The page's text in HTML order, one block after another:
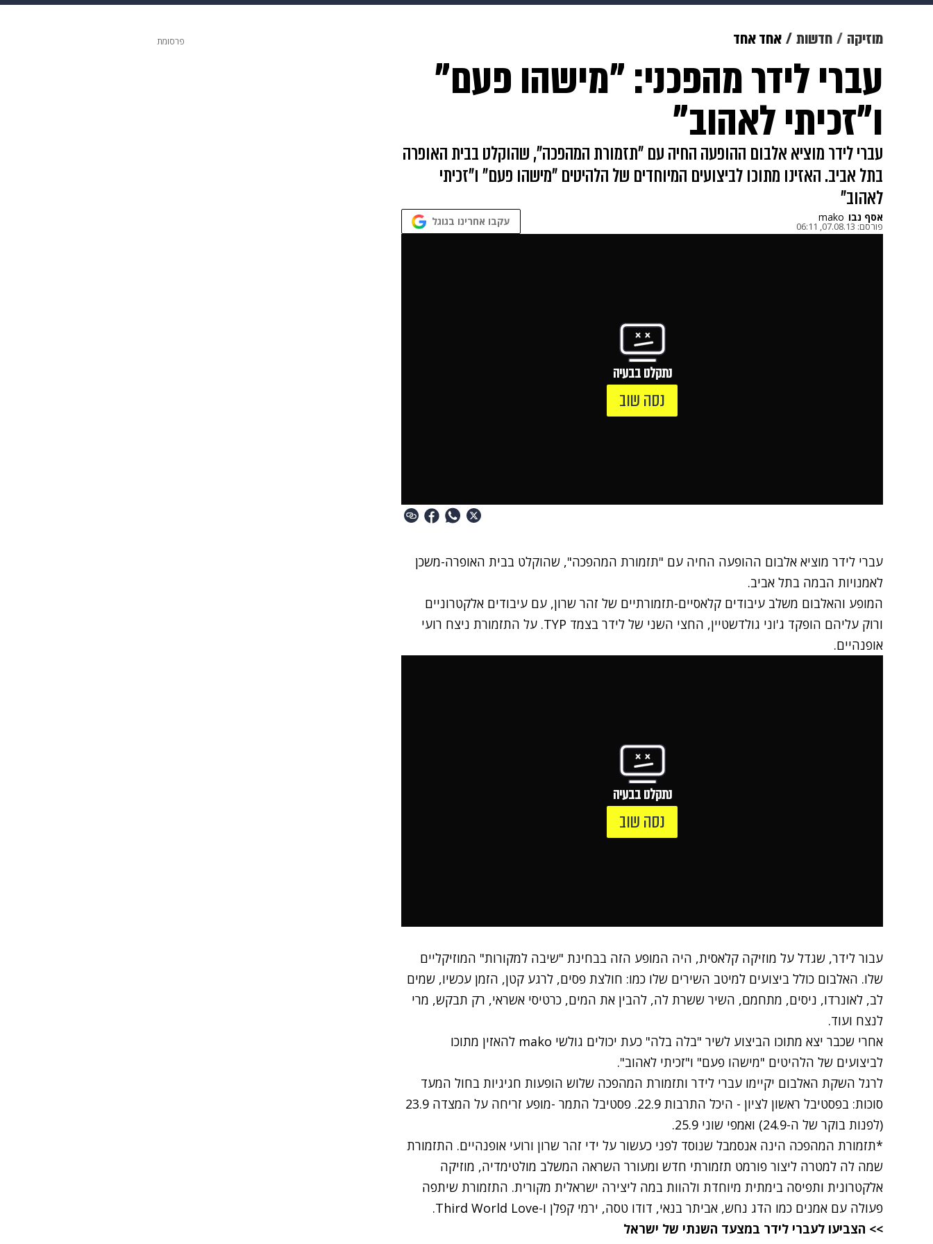
מוזיקה תרבות
דיגיטל גאווה ויוה משפט תשעה חודשים מתכונים פרויקטים מיוחדים
מוזיקה חדשות אחד אחד
עברי לידר מהפכני: "מישהו פעם"
ו"זכיתי לאהוב"
עברי לידר מוציא אלבום ההופעה החיה עם "תזמורת המהפכה", שהוקלט בבית האופרה
בתל אביב. האזינו מתוכו לביצועים המיוחדים של הלהיטים "מישהו פעם" ו"זכיתי
לאהוב"
אסף נבו mako
פורסם: 07.08.13, 06:11 עקבו אחרינו בגוגל
נתקלנו בבעיה
נסה שוב
עברי לידר מוציא אלבום ההופעה החיה עם "תזמורת המהפכה", שהוקלט בבית האופרה-משכן
לאמנויות הבמה בתל אביב.
המופע והאלבום משלב עיבודים קלאסיים-תזמורתיים של זהר שרון, עם עיבודים אלקטרוניים
ורוק עליהם הופקד ג'וני גולדשטיין, החצי השני של לידר בצמד TYP. על התזמורת ניצח רועי
אופנהיים.
נתקלנו בבעיה
נסה שוב
עבור לידר, שגדל על מוזיקה קלאסית, היה המופע הזה בבחינת "שיבה למקורות" המוזיקליים
שלו. האלבום כולל ביצועים למיטב השירים שלו כמו: חולצת פסים, לרגע קטן, הזמן עכשיו, שמים
לב, לאונרדו, ניסים, מתחמם, השיר ששרת לה, להבין את המים, כרטיסי אשראי, רק תבקש, מרי
לנצח ועוד.
אחרי שכבר יצא מתוכו הביצוע לשיר "בלה בלה"
כעת יכולים גולשי mako להאזין מתוכו
לביצועים של הלהיטים "מישהו פעם" ו"זכיתי לאהוב".
לרגל השקת האלבום יקיימו עברי לידר ותזמורת המהפכה שלוש הופעות חגיגיות בחול המעד
סוכות: בפסטיבל ראשון לציון - היכל התרבות 22.9. פסטיבל התמר -מופע זריחה על המצדה 23.9
(לפנות בוקר של ה-24.9) ואמפי שוני 25.9.
*תזמורת המהפכה הינה אנסמבל שנוסד לפני כעשור על ידי זהר שרון ורועי אופנהיים. התזמורת
שמה לה למטרה ליצור פורמט תזמורתי חדש ומעורר השראה המשלב מולטימדיה, מוזיקה
אלקטרונית ותפיסה בימתית מיוחדת ולהוות במה ליצירה ישראלית מקורית. התזמורת שיתפה
פעולה עם אמנים כמו הדג נחש, אביתר בנאי, דודו טסה, ירמי קפלן ו-Third World Love.
>> הצביעו לעברי לידר במצעד השנתי של ישראל
פרסומת